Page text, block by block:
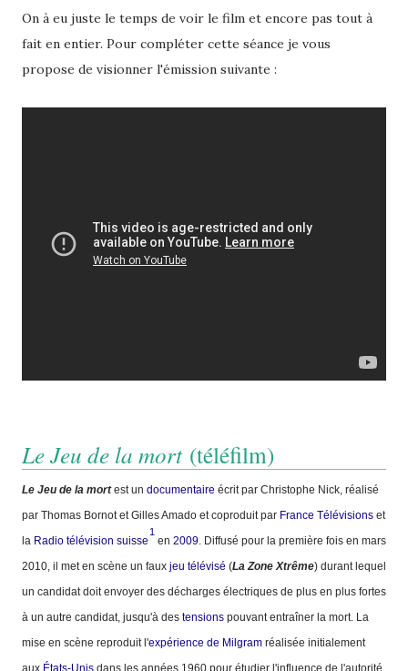
On à eu juste le temps de voir le film et encore pas tout à
fait en entier. Pour compléter cette séance je vous
propose de visionner l'émission suivante :
Le Jeu de la mort(téléfilm)
Le Jeu de la mort est un documentaire écrit par Christophe Nick, réalisé
par Thomas Bornot et Gilles Amado et coproduit par France Télévisions et
la Radio télévision suisse
1
en 2009 . Diffusé pour la première fois en mars
2010, il met en scène un faux jeu télévisé (La Zone Xtrême) durant lequel
un candidat doit envoyer des décharges électriques de plus en plus fortes
à un autre candidat, jusqu'à des tensions pouvant entraîner la mort. La
mise en scène reproduit l'expérience de Milgram réalisée initialement
aux États-Unis dans les années 1960 pour étudier l'influence de l'autorité